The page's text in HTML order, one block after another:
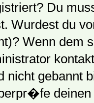
Du
Wurdest du
Wenn dem
nicht gebannt
deinen